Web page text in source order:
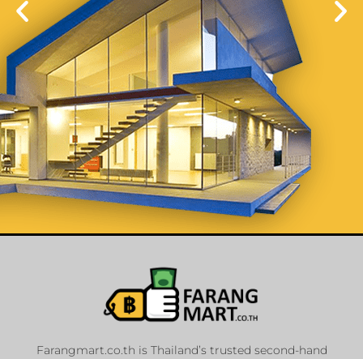
List Your
Properties
Farangmart.co.th is Thailand’s trusted second-hand